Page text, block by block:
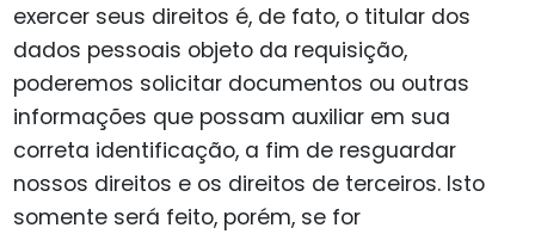
exercer seus direitos é, de fato, o titular dos
dados pessoais objeto da requisição,
poderemos solicitar documentos ou outras
informações que possam auxiliar em sua
correta identificação, a fim de resguardar
nossos direitos e os direitos de terceiros. Isto
somente será feito, porém, se for